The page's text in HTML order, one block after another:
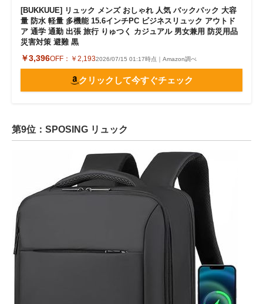
[BUKKUUE] リュック メンズ おしゃれ 人気 バックパック 大容
量 防水 軽量 多機能 15.6インチPC ビジネスリュック アウトド
ア 通学 通勤 出張 旅行 りゅつく カジュアル 男女兼用 防災用品
災害対策 避難 黒
￥3,396OFF： ￥2,1932026/07/15 01:17時点｜Amazon調べ
クリックして今すぐチェック
第9位：SPOSING リュック